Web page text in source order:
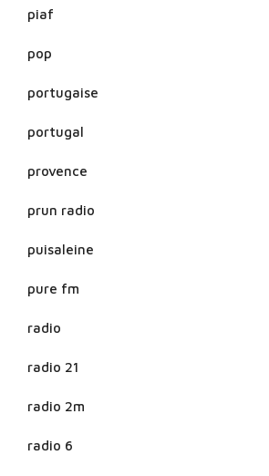
piaf
pop
portugaise
portugal
provence
prun radio
puisaleine
pure fm
radio
radio 21
radio 2m
radio 6